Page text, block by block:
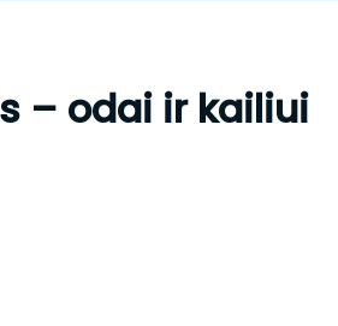
– odai ir kailiui